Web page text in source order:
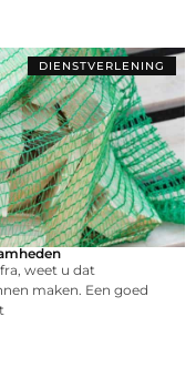
DIENSTVERLENING
weet u dat
maken. Een goed